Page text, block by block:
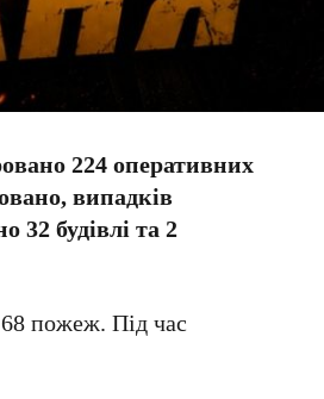
224 оперативних
випадків
32 будівлі та 2
пожеж. Під час